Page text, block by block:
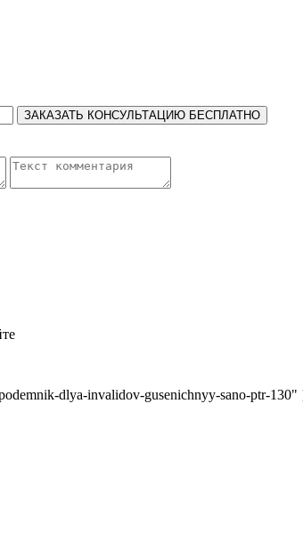
ЗАКАЗАТЬ КОНСУЛЬТАЦИЮ БЕСПЛАТНО
dlya-invalidov-gusenichnyy-sano-ptr-130"